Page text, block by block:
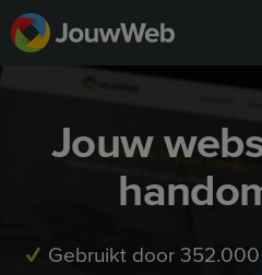
Jouw
Gebruikt door